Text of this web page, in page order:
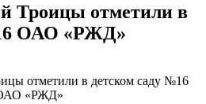
Троицы отметили в
ОАО «РЖД»